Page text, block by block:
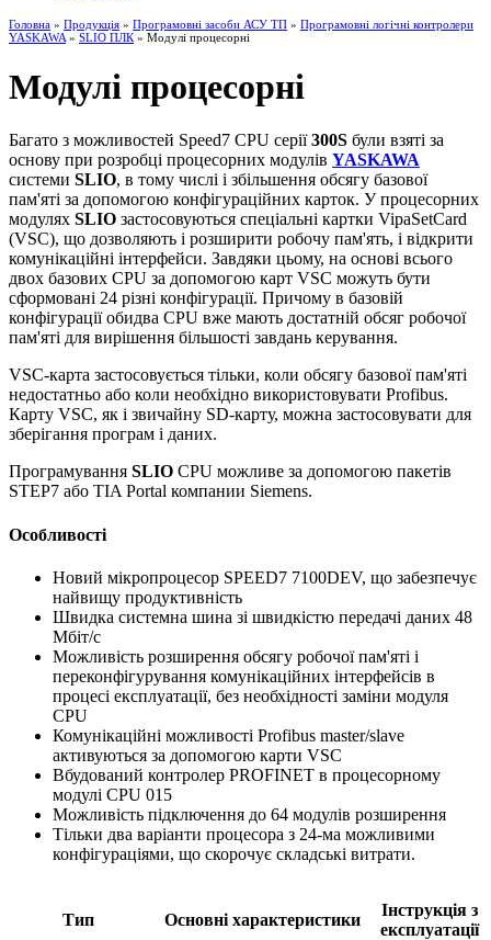
Головна » Продукція » Програмовні засоби АСУ ТП » Програмовні логічні контролери
YASKAWA » SLIO ПЛК » Модулі процесорні
Модулі процесорні
Багато з можливостей Speed7 CPU серії300S були взяті за
основу при розробці процесорних модулів YASKAWA
системи SLIO, в тому числі і збільшення обсягу базової
пам'яті за допомогою конфігураційних карток. У процесорних
модулях SLIO застосовуються спеціальні картки VipaSetCard
(VSC), що дозволяють і розширити робочу пам'ять, і відкрити
комунікаційні інтерфейси. Завдяки цьому, на основі всього
двох базових CPU за допомогою карт VSC можуть бути
сформовані 24 різні конфігурації. Причому в базовій
конфігурації обидва CPU вже мають достатній обсяг робочої
пам'яті для вирішення більшості завдань керування.
VSC-карта застосовується тільки, коли обсягу базової пам'яті
недостатньо або коли необхідно використовувати Profibus.
Карту VSC, як і звичайну SD-карту, можна застосовувати для
зберігання програм і даних.
Програмування SLIO CPU можливе за допомогою пакетів
STEP7 або TIA Portal компании Siemens.
Особливості
Новий мікропроцесор SPEED7 7100DEV, що забезпечує
найвищу продуктивність
Швидка системна шина зі швидкістю передачі даних 48
Мбіт/с
Можливість розширення обсягу робочої пам'яті і
переконфігурування комунікаційних інтерфейсів в
процесі експлуатації, без необхідності заміни модуля
CPU
Комунікаційні можливості Profibus master/slave
активуються за допомогою карти VSC
Вбудований контролер PROFINET в процесорному
модулі CPU 015
Можливість підключення до 64 модулів розширення
Тільки два варіанти процесора з 24-ма можливими
конфігураціями, що скорочує складські витрати.
Тип Основні характеристики
Інструкція з
експлуатації